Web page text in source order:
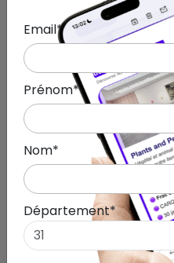
successives qui
paysages et aux
Le dessin :utilisé
recherche plus libre,
Pour cette présentation
également conçu un
décor utilise des motifs
entourer les œuvres et
cheminement des
Email*
Prénom*
Nom*
Département*